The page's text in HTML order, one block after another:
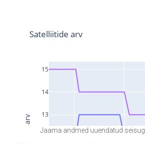
Jaama andmed uuendatud